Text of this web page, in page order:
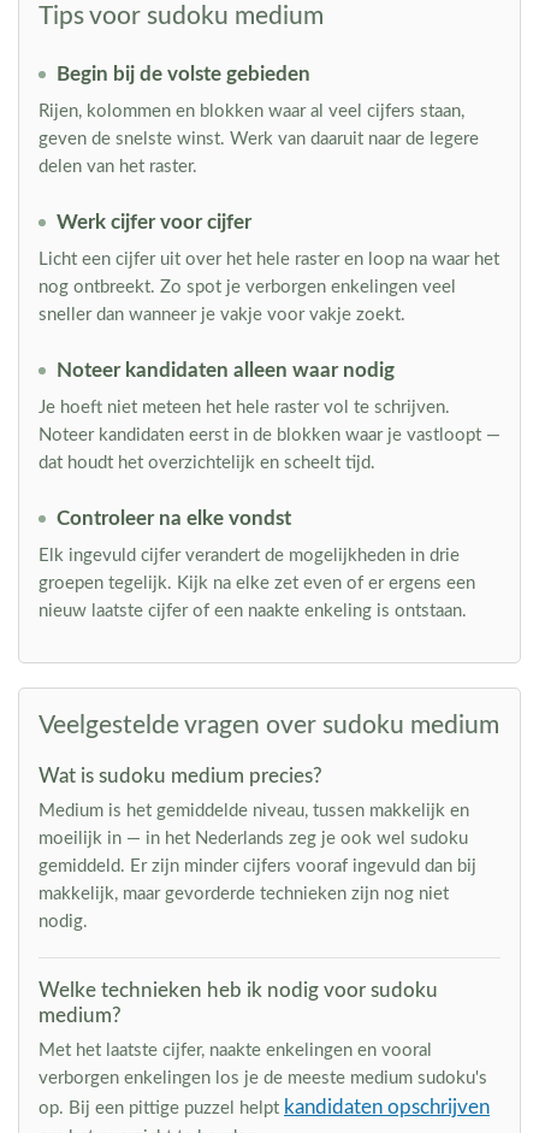
Tips voor sudoku medium
Begin bij de volste gebieden
Rijen, kolommen en blokken waar al veel cijfers staan,
geven de snelste winst. Werk van daaruit naar de legere
delen van het raster.
Werk cijfer voor cijfer
Licht een cijfer uit over het hele raster en loop na waar het
nog ontbreekt. Zo spot je verborgen enkelingen veel
sneller dan wanneer je vakje voor vakje zoekt.
Noteer kandidaten alleen waar nodig
Je hoeft niet meteen het hele raster vol te schrijven.
Noteer kandidaten eerst in de blokken waar je vastloopt —
dat houdt het overzichtelijk en scheelt tijd.
Controleer na elke vondst
Elk ingevuld cijfer verandert de mogelijkheden in drie
groepen tegelijk. Kijk na elke zet even of er ergens een
nieuw laatste cijfer of een naakte enkeling is ontstaan.
Veelgestelde vragen over sudoku medium
Wat is sudoku medium precies?
Medium is het gemiddelde niveau, tussen makkelijk en
moeilijk in — in het Nederlands zeg je ook wel sudoku
gemiddeld. Er zijn minder cijfers vooraf ingevuld dan bij
makkelijk, maar gevorderde technieken zijn nog niet
nodig.
Welke technieken heb ik nodig voor sudoku
medium?
Met het laatste cijfer, naakte enkelingen en vooral
verborgen enkelingen los je de meeste medium sudoku's
op. Bij een pittige puzzel helpt kandidaten opschrijven